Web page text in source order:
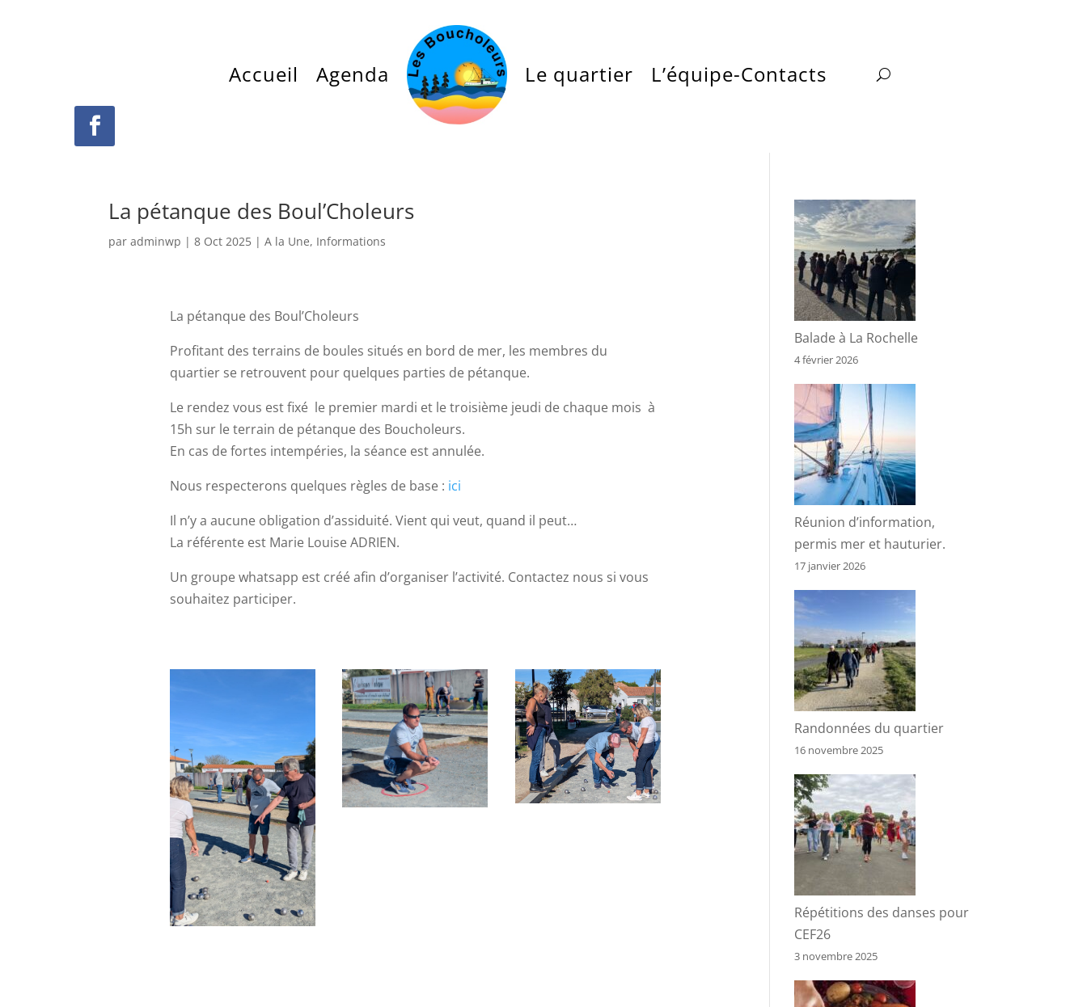
Accueil Agenda Le quartier L’équipe-Contacts
La pétanque des Boul’Choleurs
paradminwp |8 Oct 2025 |A la Une, Informations
La pétanque des Boul’Choleurs
Profitant des terrains de boules situés en bord de mer, les membres du
quartier se retrouvent pour quelques parties de pétanque.
Le rendez vous est fixé le premier mardi et le troisième jeudi de chaque mois à
15h sur le terrain de pétanque des Boucholeurs.
En cas de fortes intempéries, la séance est annulée.
Nous respecterons quelques règles de base : ici
Il n’y a aucune obligation d’assiduité. Vient qui veut, quand il peut…
La référente est Marie Louise ADRIEN.
Un groupe whatsapp est créé afin d’organiser l’activité. Contactez nous si vous
souhaitez participer.
Balade à La Rochelle
4 février 2026
Réunion d’information,
permis mer et hauturier.
17 janvier 2026
Randonnées du quartier
16 novembre 2025
Répétitions des danses pour
CEF26
3 novembre 2025